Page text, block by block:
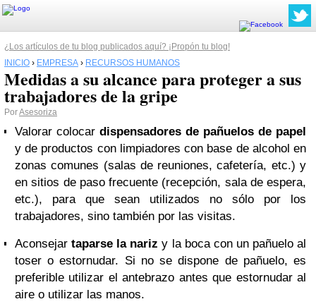
¿Los artículos de tu blog publicados aquí? ¡Propón tu blog!
INICIO › EMPRESA › RECURSOS HUMANOS
Medidas a su alcance para proteger a sus
trabajadores de la gripe
PorAsesoriza
Valorar colocar dispensadores de pañuelos de papel
y de productos con limpiadores con base de alcohol en
zonas comunes (salas de reuniones, cafetería, etc.) y
en sitios de paso frecuente (recepción, sala de espera,
etc.), para que sean utilizados no sólo por los
trabajadores, sino también por las visitas.
Aconsejartaparse la narizy la boca con un pañuelo al
toser o estornudar. Si no se dispone de pañuelo, es
preferible utilizar el antebrazo antes que estornudar al
aire o utilizar las manos.